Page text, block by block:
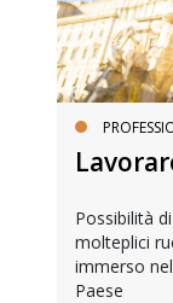
Possibilità
molteplici
immerso
Paese